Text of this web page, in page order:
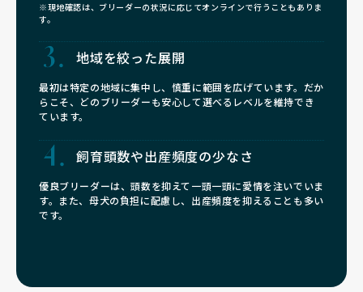
※現地確認は、ブリーダーの状況に応じてオンラインで行うこともありま
す。
地域を絞った展開
最初は特定の地域に集中し、慎重に範囲を広げています。だか
らこそ、どのブリーダーも安心して選べるレベルを維持でき
ています。
飼育頭数や出産頻度の少なさ
優良ブリーダーは、頭数を抑えて一頭一頭に愛情を注いでいま
す。また、母犬の負担に配慮し、出産頻度を抑えることも多い
です。